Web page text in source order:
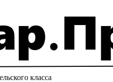
класса